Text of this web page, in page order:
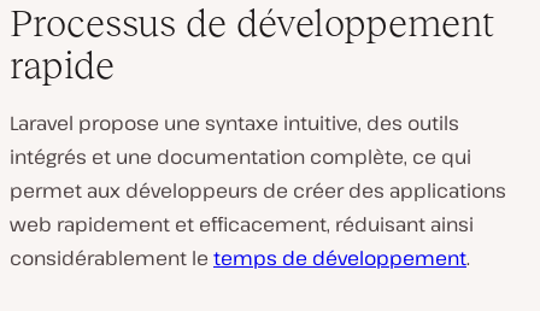
Processus de développement
rapide
Laravel propose une syntaxe intuitive, des outils
intégrés et une documentation complète, ce qui
permet aux développeurs de créer des applications
web rapidement et efficacement, réduisant ainsi
considérablement le temps de développement.